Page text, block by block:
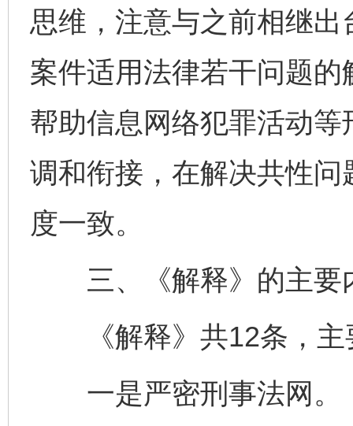
思维，注意与之前相继出
案件适用法律若干问题的
帮助信息网络犯罪活动
调和衔接，在解决共性
度一致。
三、《解释》的主要
《解释》共12条，主
一是严密刑事法网。